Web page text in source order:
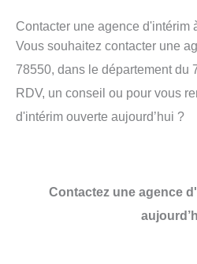
Contacter une agence d'intérim
Vous souhaitez contacter une
78550, dans le département du
RDV, un conseil ou pour vous
d'intérim ouverte aujourd’hui ?
Contactez une agence